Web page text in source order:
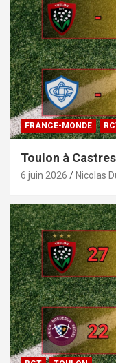
FRANCE-MONDE
Toulon à
6 juin 2026 Nicolas